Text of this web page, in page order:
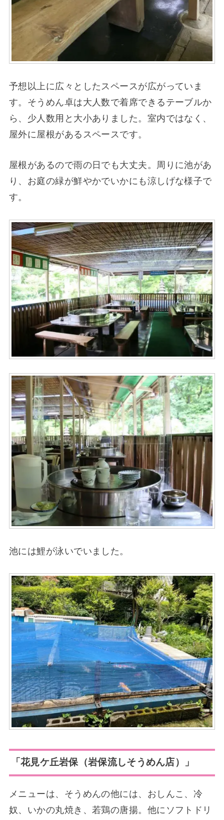
予想以上に広々としたスペースが広がっていま
す。そうめん卓は大人数で着席できるテーブルか
ら、少人数用と大小ありました。室内ではなく、
屋外に屋根があるスペースです。
屋根があるので雨の日でも大丈夫。周りに池があ
り、お庭の緑が鮮やかでいかにも涼しげな様子で
す。
池には鯉が泳いでいました。
「花見ケ丘岩保（岩保流しそうめん店）」
メニューは、そうめんの他には、おしんこ、冷
奴、いかの丸焼き、若鶏の唐揚。他にソフトドリ